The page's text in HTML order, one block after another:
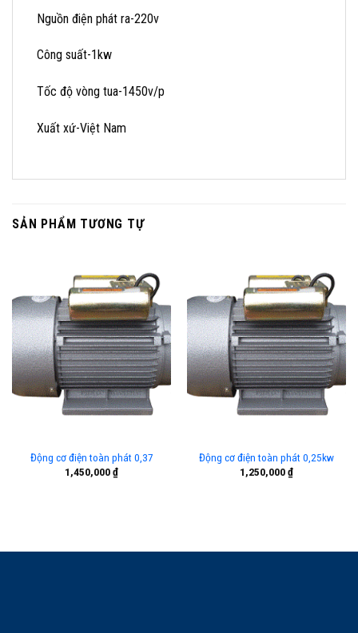
Nguồn điện phát ra-220v
Công suất-1kw
Tốc độ vòng tua-1450v/p
Xuất xứ-Việt Nam
SẢN PHẨM TƯƠNG TỰ
Động cơ điện toàn phát 0,37
1,450,000₫
Động cơ điện toàn phát 0,25kw
1,250,000₫